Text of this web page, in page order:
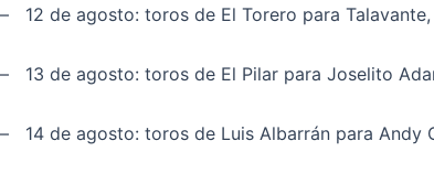
– 12 de agosto: toros de El Torero para
– 13 de agosto: toros de El Pilar para Joselito
– 14 de agosto: toros de Luis Albarrán para Andy